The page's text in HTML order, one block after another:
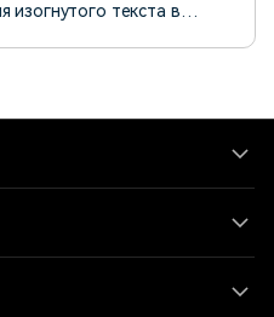
изогнутого текста в